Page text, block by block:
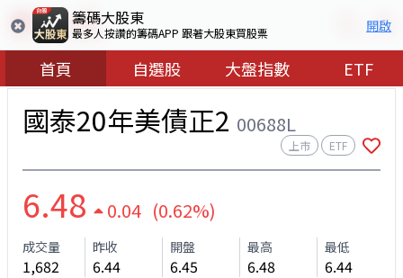
籌碼大股東
最多人按讚的籌碼APP 跟著大股東買股票 開啟
首頁 自選股 大盤指數 ETF
國泰20年美債正2 00688L
上市 ETF
6.48 0.04 (0.62%)
成交量
1,682
昨收
6.44
開盤
6.45
最高
6.48
最低
6.44